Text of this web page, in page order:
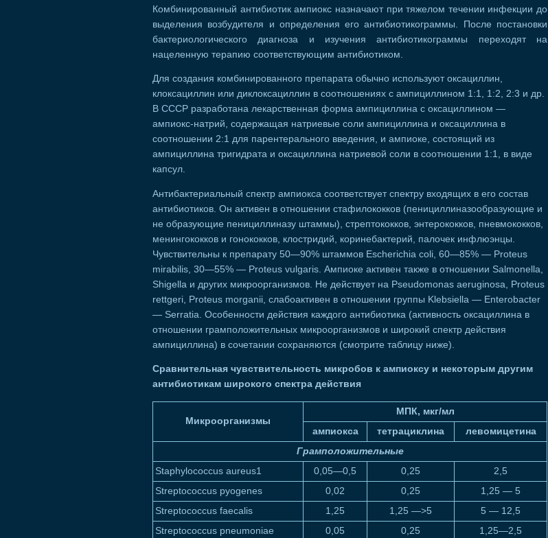
Комбинированный антибиотик ампиокс назначают при тяжелом течении инфекции до
выделения возбудителя и определения его антибиотикограммы. После постановки
бактериологического диагноза и изучения антибиотикограммы переходят на
нацеленную терапию соответствующим антибиотиком.
Для создания комбинированного препарата обычно используют оксациллин,
клоксациллин или диклоксациллин в соотношениях с ампициллином 1:1, 1:2, 2:3 и др.
В СССР разработана лекарственная форма ампициллина с оксациллином —
ампиокс-натрий, содержащая натриевые соли ампициллина и оксациллина в
соотношении 2:1 для парентерального введения, и ампиоке, состоящий из
ампициллина тригидрата и оксациллина натриевой соли в соотношении 1:1, в виде
капсул.
Антибактериальный спектр ампиокса соответствует спектру входящих в его состав
антибиотиков. Он активен в отношении стафилококков (пенициллиназообразующие и
не образующие пенициллиназу штаммы), стрептококков, энтерококков, пневмококков,
менингококков и гонококков, клостридий, коринебактерий, палочек инфлюэнцы.
Чувствительны к препарату 50—90% штаммов Escherichia coli, 60—85% — Proteus
mirabilis, 30—55% — Proteus vulgaris. Ампиоке активен также в отношении Salmonella,
Shigella и других микроорганизмов. Не действует на Pseudomonas aeruginosa, Proteus
rettgeri, Proteus morganii, слабоактивен в отношении группы Klebsiella — Enterobacter
— Serratia. Особенности действия каждого антибиотика (активность оксациллина в
отношении грамположительных микроорганизмов и широкий спектр действия
ампициллина) в сочетании сохраняются (смотрите таблицу ниже).
Сравнительная чувствительность микробов к ампиоксу и некоторым другим
антибиотикам широкого спектра действия
Микроорганизмы
МПК, мкг/мл
ампиокса
тетрациклина
левомицетина
Грамположительные
Staphylococcus aureus1
0,05—0,5 0,25
2,5
Streptococcus pyogenes
0,02 0,25
1,25 — 5
Streptococcus faecalis
1,25 1,25 —>5
5 — 12,5
Streptococcus pneumoniae
0,05 0,25
1,25—2,5